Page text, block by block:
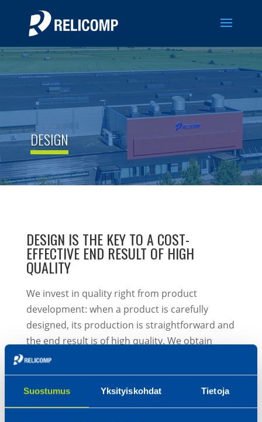
Suostumus Yksityiskohdat Tietoja
DESIGN
DESIGN IS THE KEY TO A COST-
EFFECTIVE END RESULT OF HIGH
QUALITY
We invest in quality right from product
development: when a product is carefully
designed, its production is straightforward and
the end result is of high quality. We obtain
highly accurate measurement documents to
support product development, design,
production and quality assurance with 3D laser
scanning.